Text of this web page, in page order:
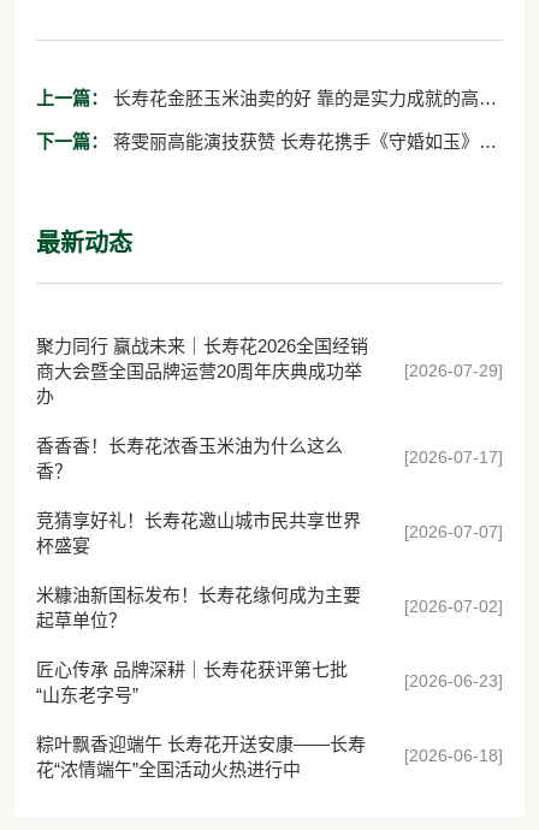
上一篇：
质
下一篇：
最新动态
聚力同行 赢战未来｜长寿花2026全国经销
商大会暨全国品牌运营20周年庆典成功举
办
[2026-07-29]
香香香！长寿花浓香玉米油为什么这么
香？
[2026-07-17]
竞猜享好礼！长寿花邀山城市民共享世界
杯盛宴
[2026-07-07]
米糠油新国标发布！长寿花缘何成为主要
起草单位？
[2026-07-02]
匠心传承 品牌深耕｜长寿花获评第七批
“山东老字号”
[2026-06-23]
粽叶飘香迎端午 长寿花开送安康——长寿
花“浓情端午”全国活动火热进行中
[2026-06-18]